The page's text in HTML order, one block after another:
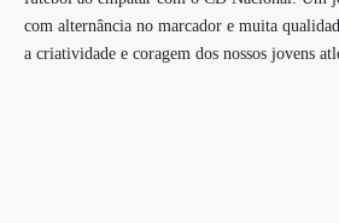
com alternância no marcador e muita
a criatividade e coragem dos nossos jovens